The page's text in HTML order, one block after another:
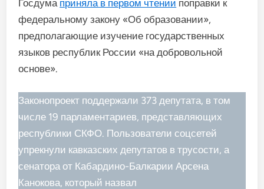
Госдума приняла в первом чтении поправки к
федеральному закону «Об образовании»,
предполагающие изучение государственных
языков республик России «на добровольной
основе».
Законопроект поддержали 373 депутата, в том
числе 19 парламентариев, представляющих
республики СКФО. Пользователи соцсетей
упрекнули кавказских депутатов в трусости, а
сенатора от Кабардино-Балкарии Арсена
Канокова, который назвал